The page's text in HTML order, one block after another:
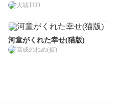
大城TED
河童がくれた幸せ(猫版)
高成のねめ(仮)